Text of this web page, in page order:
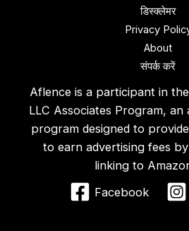
डिस्‍क्‍लेमर
Privacy
About
संपर्क करें
Aflence is a participant in
LLC Associates Program, an
program designed to
to earn advertising fees
linking to
Facebook